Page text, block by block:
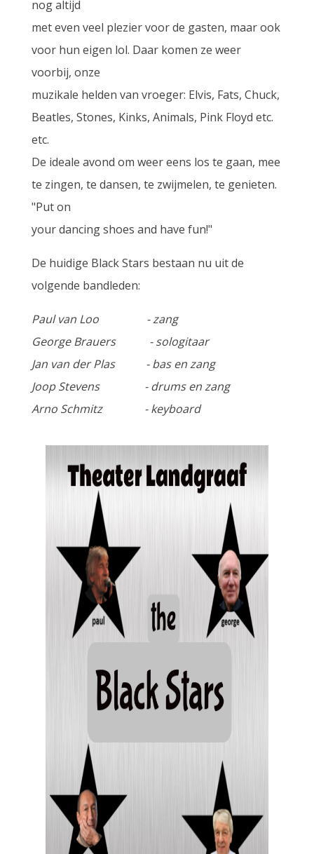
nog altijd
met even veel plezier voor de gasten, maar ook
voor hun eigen lol. Daar komen ze weer
voorbij, onze
muzikale helden van vroeger: Elvis, Fats, Chuck,
Beatles, Stones, Kinks, Animals, Pink Floyd etc.
etc.
De ideale avond om weer eens los te gaan, mee
te zingen, te dansen, te zwijmelen, te genieten.
"Put on
your dancing shoes and have fun!"
De huidige Black Stars bestaan nu uit de
volgende bandleden:
Paul van Loo - zang
George Brauers - sologitaar
Jan van der Plas - bas en zang
Joop Stevens - drums en zang
Arno Schmitz - keyboard